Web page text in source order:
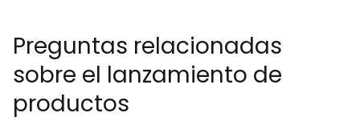
Preguntas relacionadas
sobre el lanzamiento de
productos